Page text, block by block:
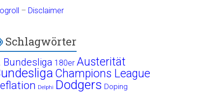
– Disclaimer
Schlagwörter
Bundesliga 180er Austerität
Champions League
Delphi Dodgers Doping